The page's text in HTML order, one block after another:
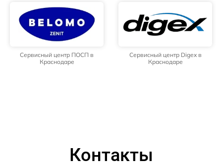
Сервисный центр ПОСП в
Краснодаре
Сервисный центр Digex в
Краснодаре
Контакты